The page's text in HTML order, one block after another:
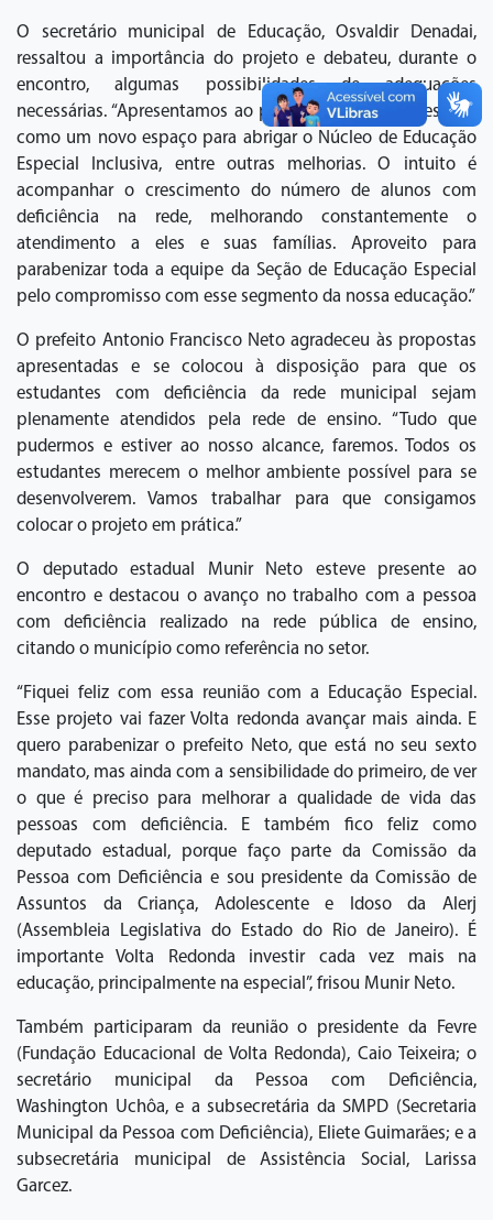
O secretário municipal de Educação, Osvaldir Denadai,
ressaltou a importância do projeto e debateu, durante o
encontro, algumas possibilidades de adequações
necessárias. “Apresentamos ao prefeito algumas sugestões,
como um novo espaço para abrigar o Núcleo de Educação
Especial Inclusiva, entre outras melhorias. O intuito é
acompanhar o crescimento do número de alunos com
deficiência na rede, melhorando constantemente o
atendimento a eles e suas famílias. Aproveito para
parabenizar toda a equipe da Seção de Educação Especial
pelo compromisso com esse segmento da nossa educação.”
O prefeito Antonio Francisco Neto agradeceu às propostas
apresentadas e se colocou à disposição para que os
estudantes com deficiência da rede municipal sejam
plenamente atendidos pela rede de ensino. “Tudo que
pudermos e estiver ao nosso alcance, faremos. Todos os
estudantes merecem o melhor ambiente possível para se
desenvolverem. Vamos trabalhar para que consigamos
colocar o projeto em prática.”
O deputado estadual Munir Neto esteve presente ao
encontro e destacou o avanço no trabalho com a pessoa
com deficiência realizado na rede pública de ensino,
citando o município como referência no setor.
“Fiquei feliz com essa reunião com a Educação Especial.
Esse projeto vai fazer Volta redonda avançar mais ainda. E
quero parabenizar o prefeito Neto, que está no seu sexto
mandato, mas ainda com a sensibilidade do primeiro, de ver
o que é preciso para melhorar a qualidade de vida das
pessoas com deficiência. E também fico feliz como
deputado estadual, porque faço parte da Comissão da
Pessoa com Deficiência e sou presidente da Comissão de
Assuntos da Criança, Adolescente e Idoso da Alerj
(Assembleia Legislativa do Estado do Rio de Janeiro). É
importante Volta Redonda investir cada vez mais na
educação, principalmente na especial”, frisou Munir Neto.
Também participaram da reunião o presidente da Fevre
(Fundação Educacional de Volta Redonda), Caio Teixeira; o
secretário municipal da Pessoa com Deficiência,
Washington Uchôa, e a subsecretária da SMPD (Secretaria
Municipal da Pessoa com Deficiência), Eliete Guimarães; e a
subsecretária municipal de Assistência Social, Larissa
Garcez.